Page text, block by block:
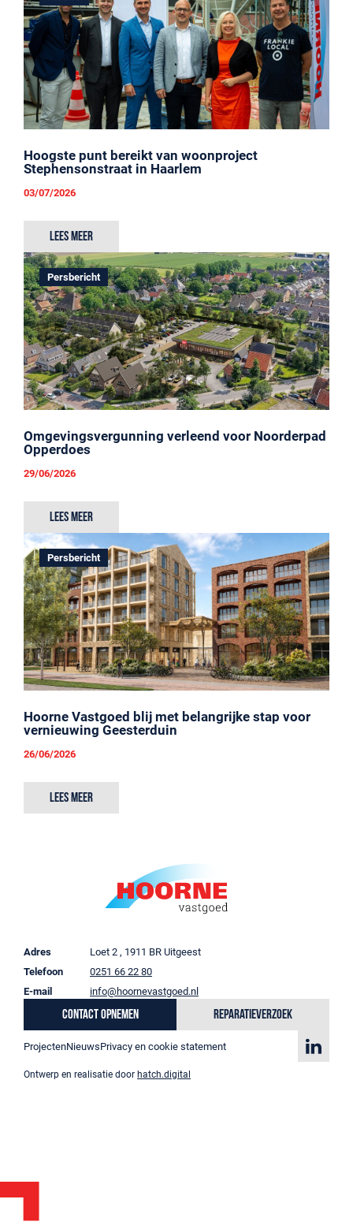
Hoogste punt bereikt van woonproject
Stephensonstraat in Haarlem
03/07/2026
Lees meer
Persbericht
Omgevingsvergunning verleend voor Noorderpad
Opperdoes
29/06/2026
Lees meer
Persbericht
Hoorne Vastgoed blij met belangrijke stap voor
vernieuwing Geesterduin
26/06/2026
Lees meer
Adres
Loet 2 , 1911 BR Uitgeest
Telefoon
0251 66 22 80
E-mail
info@hoornevastgoed.nl
Contact opnemen Reparatieverzoek
ProjectenNieuwsPrivacy en cookie statement
Ontwerp en realisatie door hatch.digital